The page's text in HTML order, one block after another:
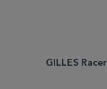
GILLES Racer